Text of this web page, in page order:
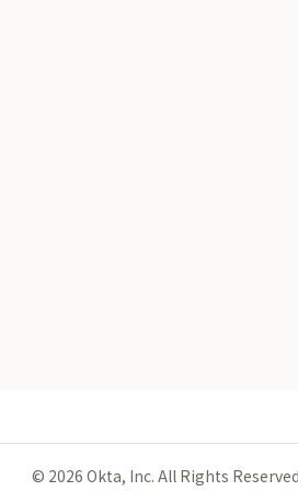
© 2026 Okta, Inc. All Rights